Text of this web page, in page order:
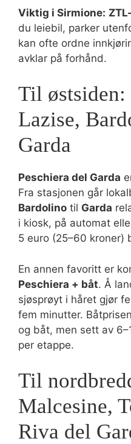
Viktig i Sirmione:
du leiebil, parker
kan ofte ordne
avklar på forhånd.
Til østsiden:
Lazise,
Garda
Peschiera del Garda
Fra stasjonen går
Bardolino til Garda
i kiosk, på automat
5 euro (25–60 kroner)
En annen favoritt er
Peschiera + båt. Å
sjøsprøyt i håret gjør
fem minutter.
og båt, men sett av
per etappe.
Til
Malcesine,
Riva del